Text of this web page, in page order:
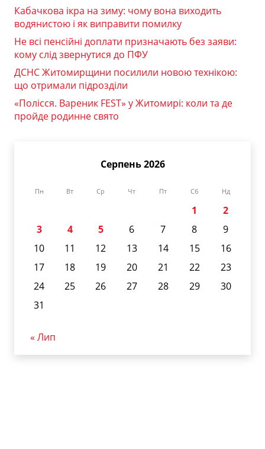
Кабачкова ікра на зиму: чому вона виходить
водянистою і як виправити помилку
Не всі пенсійні доплати призначають без заяви:
кому слід звернутися до ПФУ
ДСНС Житомирщини посилили новою технікою:
що отримали підрозділи
«Полісся. Вареник FEST» у Житомирі: коли та де
пройде родинне свято
Серпень 2026
Пн Вт Ср Чт Пт Сб Нд
1
2
3
4 5 6 7 8
9
10
11 12 13 14 15
16
17
18 19 20 21 22
23
24
25 26 27 28 29
30
31
« Лип